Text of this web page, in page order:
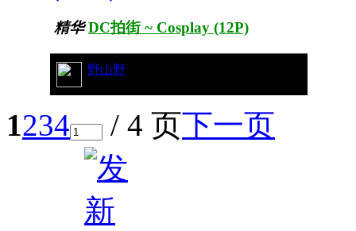
精华 DC拍街 ~ Cosplay (12P)
野山野
1234 / 4 页下一页